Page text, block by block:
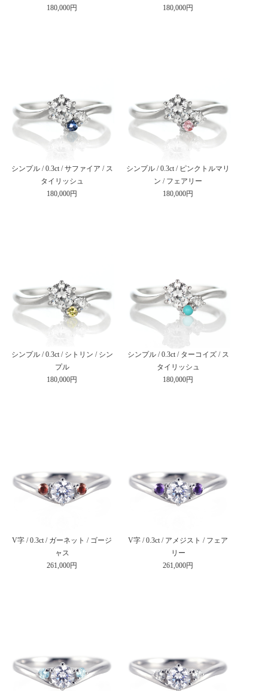
180,000円
180,000円
シンプル / 0.3ct / サファイア / ス
タイリッシュ
180,000円
シンプル / 0.3ct / ピンクトルマリ
ン / フェアリー
180,000円
シンプル / 0.3ct / シトリン / シン
プル
180,000円
シンプル / 0.3ct / ターコイズ / ス
タイリッシュ
180,000円
V字 / 0.3ct / ガーネット / ゴージ
ャス
261,000円
V字 / 0.3ct / アメジスト / フェア
リー
261,000円